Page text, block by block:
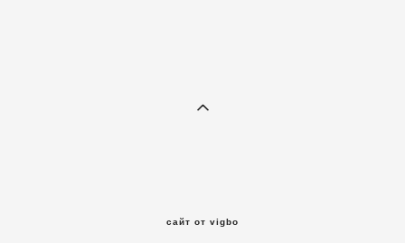
сайт от vigbo